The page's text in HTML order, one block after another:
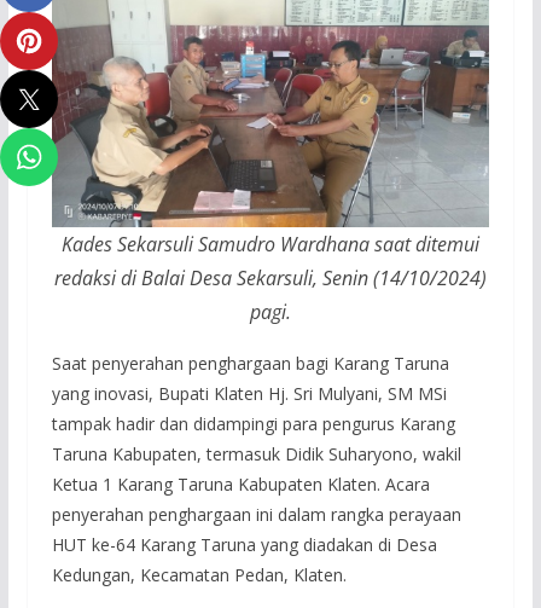
Kades Sekarsuli Samudro Wardhana saat ditemui
redaksi di Balai Desa Sekarsuli, Senin (14/10/2024)
pagi.
Saat penyerahan penghargaan bagi Karang Taruna
yang inovasi, Bupati Klaten Hj. Sri Mulyani, SM MSi
tampak hadir dan didampingi para pengurus Karang
Taruna Kabupaten, termasuk Didik Suharyono, wakil
Ketua 1 Karang Taruna Kabupaten Klaten. Acara
penyerahan penghargaan ini dalam rangka perayaan
HUT ke-64 Karang Taruna yang diadakan di Desa
Kedungan, Kecamatan Pedan, Klaten.